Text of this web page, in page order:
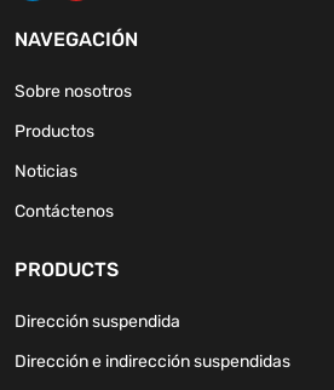
NAVEGACIÓN
Sobre nosotros
Productos
Noticias
Contáctenos
PRODUCTS
Dirección suspendida
Dirección e indirección suspendidas